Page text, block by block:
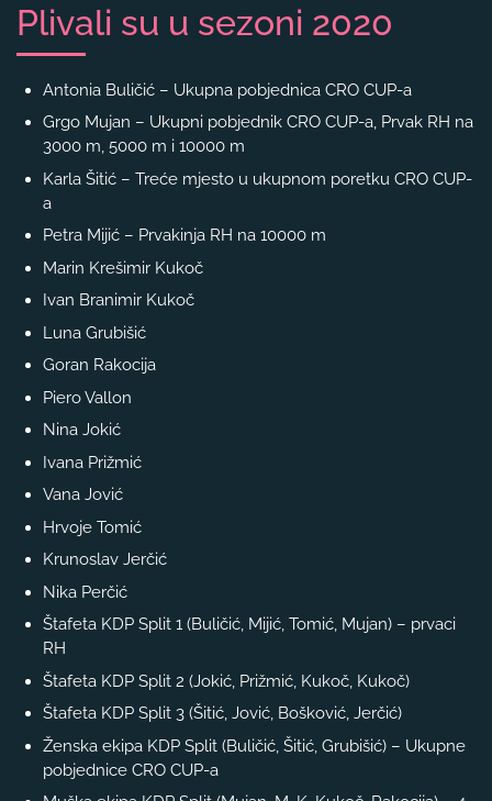
Plivali su u sezoni 2020
Antonia Buličić – Ukupna pobjednica CRO CUP-a
Grgo Mujan – Ukupni pobjednik CRO CUP-a, Prvak RH na
3000 m, 5000 m i 10000 m
Karla Šitić – Treće mjesto u ukupnom poretku CRO CUP-
a
Petra Mijić – Prvakinja RH na 10000 m
Marin Krešimir Kukoč
Ivan Branimir Kukoč
Luna Grubišić
Goran Rakocija
Piero Vallon
Nina Jokić
Ivana Prižmić
Vana Jović
Hrvoje Tomić
Krunoslav Jerčić
Nika Perčić
Štafeta KDP Split 1 (Buličić, Mijić, Tomić, Mujan) – prvaci
RH
Štafeta KDP Split 2 (Jokić, Prižmić, Kukoč, Kukoč)
Štafeta KDP Split 3 (Šitić, Jović, Bošković, Jerčić)
Ženska ekipa KDP Split (Buličić, Šitić, Grubišić) – Ukupne
pobjednice CRO CUP-a